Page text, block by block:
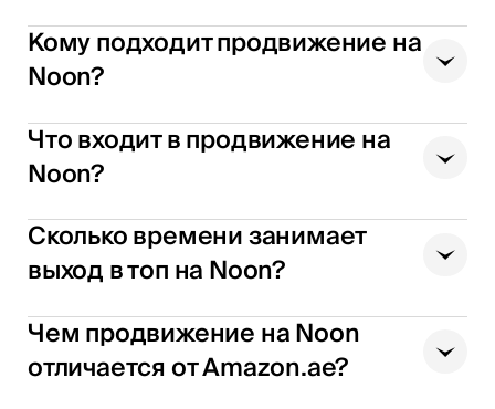
Кому подходит продвижение на
Noon?
Что входит в продвижение на
Noon?
Сколько времени занимает
выход в топ на Noon?
Чем продвижение на Noon
отличается от Amazon.ae?